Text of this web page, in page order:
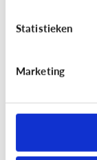
Statistieken
Marketing
[Video]